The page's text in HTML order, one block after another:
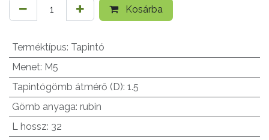
Kosárba
Terméktípus: Tapintó
Menet: M5
Tapintógömb átmérő (D): 1.5
Gömb anyaga: rubin
L hossz: 32